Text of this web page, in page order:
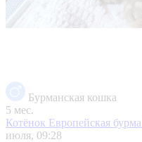
Бурманская кошка
5 мес.
Котёнок Европейская бурма
июля, 09:28